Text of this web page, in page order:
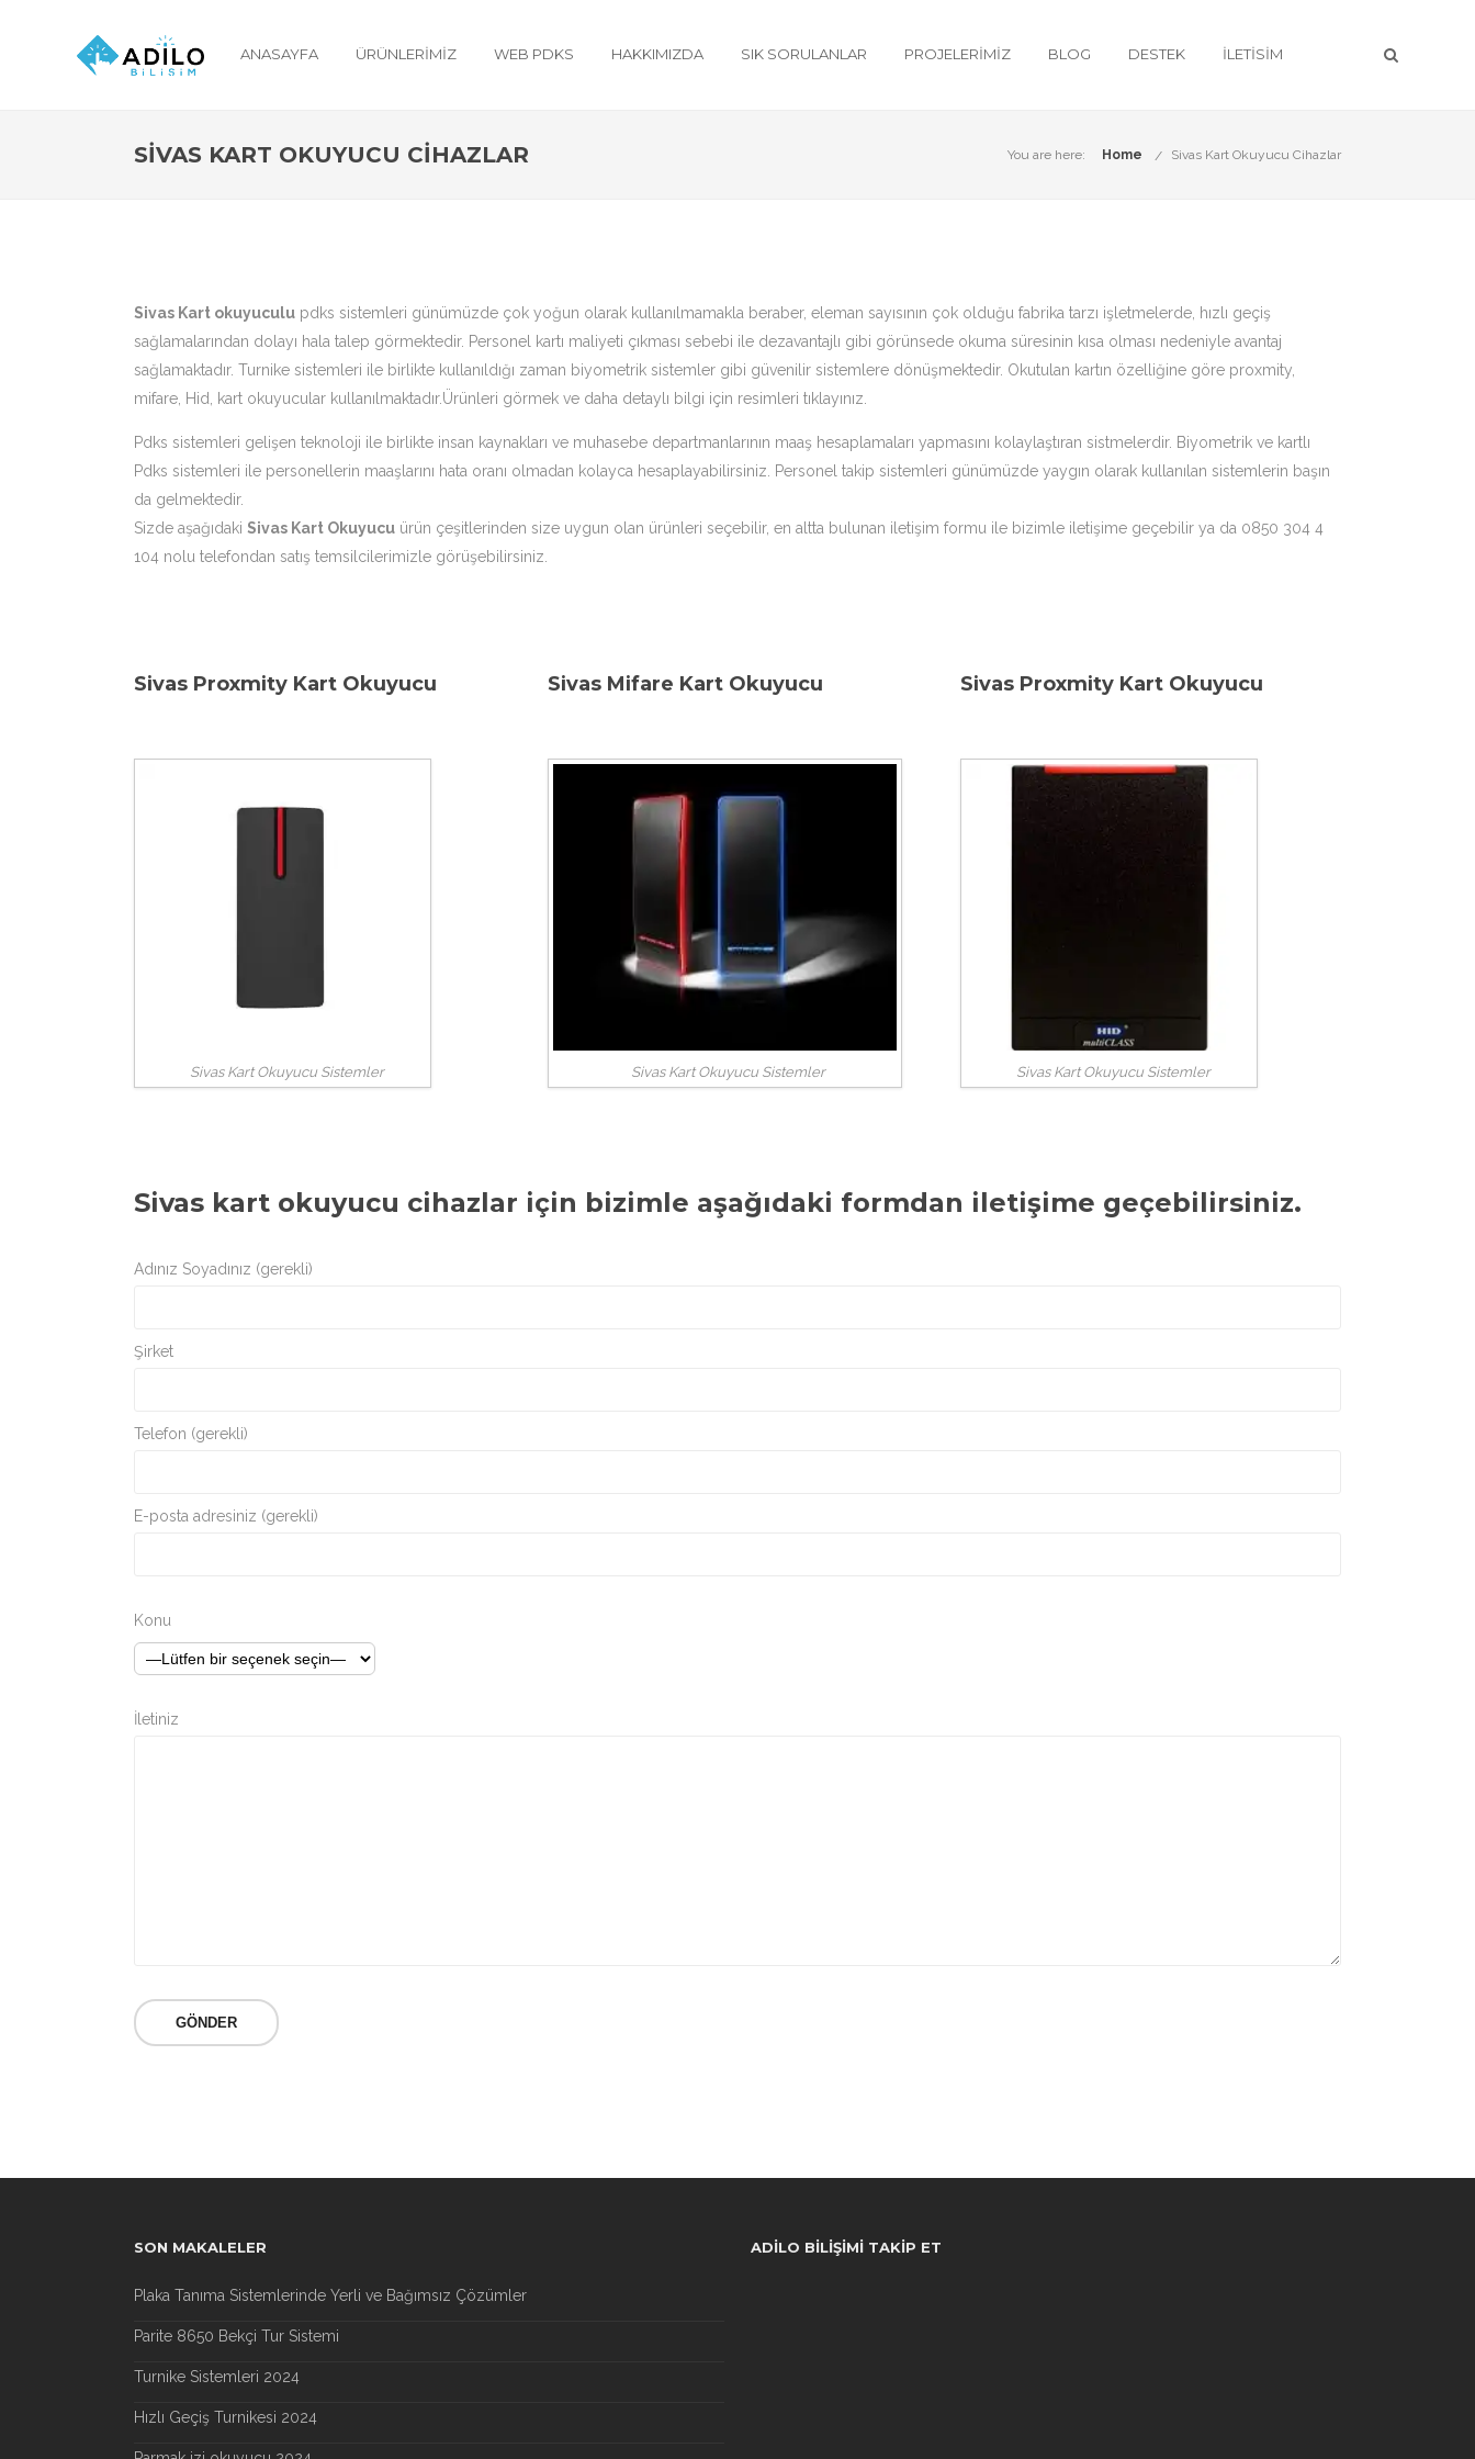
ANASAYFA ÜRÜNLERIMIZ WEB PDKS HAKKIMIZDA SIK SORULANLAR PROJELERIMIZ BLOG DESTEK İLETISIM
SIVAS KART OKUYUCU CIHAZLAR You are here: Home Sivas Kart Okuyucu Cihazlar
Sivas Kart okuyuculu pdks sistemleri günümüzde çok yoğun olarak kullanılmamakla beraber, eleman sayısının çok olduğu fabrika tarzı işletmelerde, hızlı geçiş
sağlamalarından dolayı hala talep görmektedir. Personel kartı maliyeti çıkması sebebi ile dezavantajlı gibi görünsede okuma süresinin kısa olması nedeniyle avantaj
sağlamaktadır. Turnike sistemleri ile birlikte kullanıldığı zaman biyometrik sistemler gibi güvenilir sistemlere dönüşmektedir. Okutulan kartın özelliğine göre proxmity,
mifare, Hid, kart okuyucular kullanılmaktadır.Ürünleri görmek ve daha detaylı bilgi için resimleri tıklayınız.
Pdks sistemleri gelişen teknoloji ile birlikte insan kaynakları ve muhasebe departmanlarının maaş hesaplamaları yapmasını kolaylaştıran sistmelerdir. Biyometrik ve kartlı
Pdks sistemleri ile personellerin maaşlarını hata oranı olmadan kolayca hesaplayabilirsiniz. Personel takip sistemleri günümüzde yaygın olarak kullanılan sistemlerin başın
da gelmektedir.
Sizde aşağıdaki Sivas Kart Okuyucu ürün çeşitlerinden size uygun olan ürünleri seçebilir, en altta bulunan iletişim formu ile bizimle iletişime geçebilir ya da 0850 304 4
104 nolu telefondan satış temsilcilerimizle görüşebilirsiniz.
Sivas Proxmity Kart Okuyucu
Sivas Kart Okuyucu Sistemler
Sivas Mifare Kart Okuyucu
Sivas Kart Okuyucu Sistemler
Sivas Proxmity Kart Okuyucu
Sivas Kart Okuyucu Sistemler
Sivas kart okuyucu cihazlar için bizimle aşağıdaki formdan iletişime geçebilirsiniz.
Adınız Soyadınız (gerekli)
Şirket
Telefon (gerekli)
E-posta adresiniz (gerekli)
Konu
İletiniz
SON MAKALELER
Plaka Tanıma Sistemlerinde Yerli ve Bağımsız Çözümler
Parite 8650 Bekçi Tur Sistemi
Turnike Sistemleri 2024
Hızlı Geçiş Turnikesi 2024
ADILO BILIŞIMI TAKIP ET